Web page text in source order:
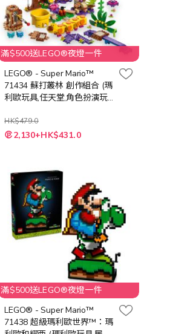
滿$500送LEGO®夜燈一件
LEGO® - Super Mario™
71434 蘇打叢林 創作組合 (瑪
利歐玩具,任天堂,角色扮演玩
玩具,禮物)
HK$479.0
特
殊 2,130+HK$431.0
滿$500送LEGO®夜燈一件
LEGO® - Super Mario™
71438 超級瑪利歐世界™：瑪